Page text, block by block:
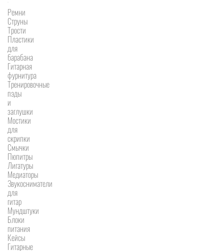
Ремни
Струны
Трости
Пластики
для
барабана
Гитарная
фурнитура
Тренировочные
пэды
и
заглушки
Мостики
для
скрипки
Смычки
Пюпитры
Лигатуры
Медиаторы
Звукосниматели
для
гитар
Мундштуки
Блоки
питания
Кейсы
Гитарные